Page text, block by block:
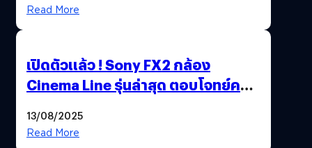
Read More
เปิดตัวแล้ว ! Sony FX2 กล้อง
Cinema Line รุ่นล่าสุด ตอบโจทย์ครี
13/08/2025
Read More